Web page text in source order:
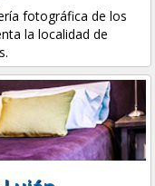
fotográfica de los
la localidad de